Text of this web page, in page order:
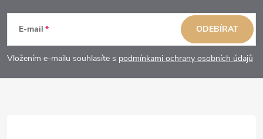
p
a
E-mail
Vložením e-mailu souhlasíte s podmínkami ochrany osobních údajů
ODEBÍRAT